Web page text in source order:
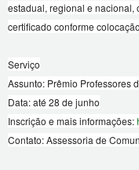
estadual, regional e nacional,
certificado conforme
Serviço
Assunto: Prêmio Professores
Data: até 28 de junho
Inscrição e mais informações:
Contato: Assessoria de